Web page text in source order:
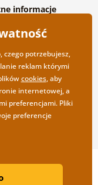
informacje
pytania
hurtowa
stworzony przez
czego potrzebujesz,
reklam którymi
cookies, aby
internetowej, a
preferencjami. Pliki
preferencje